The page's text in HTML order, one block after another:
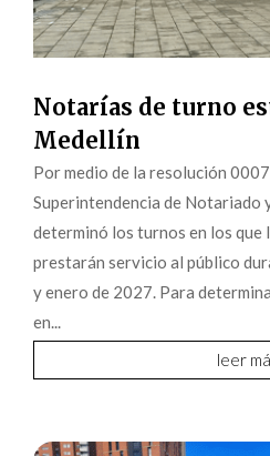
Notarías de turno
Medellín
Por medio de la resolución
Superintendencia de Notariado
determinó los turnos en los que
prestarán servicio al público
y enero de 2027. Para
en...
leer